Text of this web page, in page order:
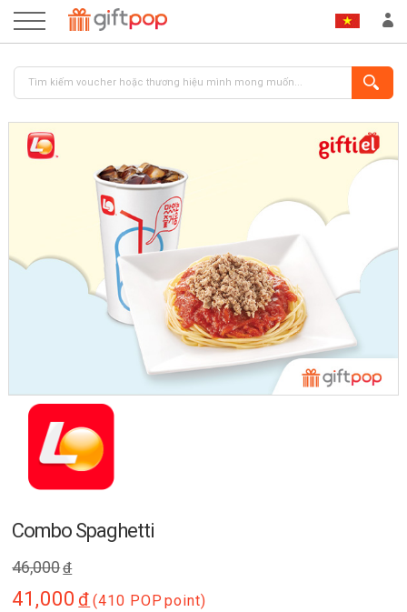
ĐĂNG NHẬP ĐĂNG KÝ
Combo Spaghetti
46,000đ
41,000 đ (410 POP point)